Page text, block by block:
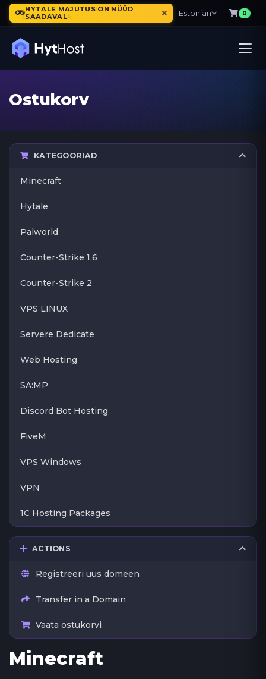
HYTALE MAJUTUS ON NÜÜD
SAADAVAL
Estonian 0
Ostukorv
KATEGOORIAD
Minecraft
Hytale
Palworld
Counter-Strike 1.6
Counter-Strike 2
VPS LINUX
Servere Dedicate
Web Hosting
SA:MP
Discord Bot Hosting
FiveM
VPS Windows
VPN
1C Hosting Packages
ACTIONS
Registreeri uus domeen
Transfer in a Domain
Vaata ostukorvi
Minecraft